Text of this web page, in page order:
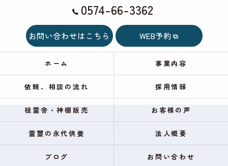
0574-66-3362
お問い合わせはこちら WEB予約
ホーム 事業内容
依頼、相談の流れ 採用情報
祖霊舎・神棚販売 お客様の声
霊璽の永代供養 法人概要
ブログ お問い合わせ